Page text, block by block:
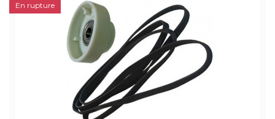
En rupture